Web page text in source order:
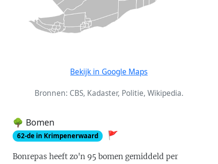
Bekijk in Google Maps
Bronnen: CBS, Kadaster, Politie, Wikipedia.
🌳 Bomen
62-de in Krimpenerwaard 🚩
Bonrepas heeft zo'n 95 bomen gemiddeld per